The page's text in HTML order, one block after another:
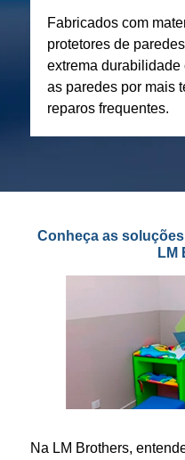
Fabricados com
protetores de
extrema
as paredes por mais
reparos frequentes.
Conheça as
LM
Na LM Brothers,